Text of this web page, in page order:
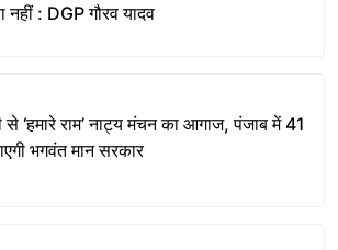
नहीं : DGP गौरव यादव
से ‘हमारे राम’ नाट्य मंचन का आगाज, पंजाब में 41
भगवंत मान सरकार